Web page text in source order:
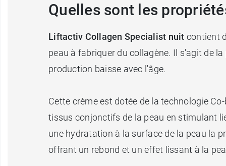
Quelles sont les
Liftactiv Collagen Specialist nuit contient
peau à fabriquer du collagène. Il s'agit de
production baisse avec l'âge.
Cette crème est dotée de la technologie
tissus conjonctifs de la peau en stimulant
une hydratation à la surface de la peau la
offrant un rebond et un effet lissant à la